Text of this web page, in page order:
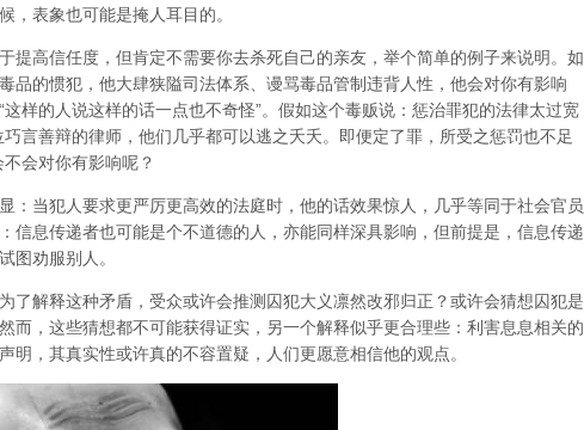
，表象也可能是掩人耳目的。
提高信任度，但肯定不需要你去杀死自己的亲友，举个简单的例子来说明。如
品的惯犯，他大肆狭隘司法体系、谩骂毒品管制违背人性，他会对你有影响
样的人说这样的话一点也不奇怪”。假如这个毒贩说：惩治罪犯的法律太过宽
言善辩的律师，他们几乎都可以逃之夭夭。即便定了罪，所受之惩罚也不足
会对你有影响呢？
：当犯人要求更严厉更高效的法庭时，他的话效果惊人，几乎等同于社会官员
信息传递者也可能是个不道德的人，亦能同样深具影响，但前提是， 信息传递
图劝服别人 。
解释这种矛盾，受众或许会推测囚犯大义凛然改邪归正？或许会猜想囚犯是
而，这些猜想都不可能获得证实，另一个解释似乎更合理些：利害息息相关的
明，其真实性或许真的不容置疑，人们更愿意相信他的观点。